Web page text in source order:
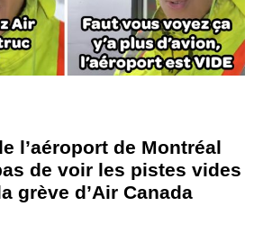
l’aéroport de Montréal
de voir les pistes vides
grève d’Air Canada